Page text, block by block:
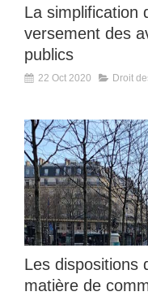
La simplification
versement des
publics
22 Oct 2020 Droit
Les dispositions
matière de